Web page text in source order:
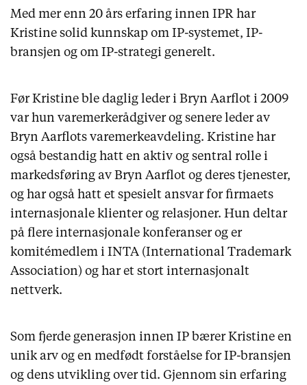
Med mer enn 20 års erfaring innen IPR har
Kristine solid kunnskap om IP-systemet, IP-
bransjen og om IP-strategi generelt.
Før Kristine ble daglig leder i Bryn Aarflot i 2009
var hun varemerkerådgiver og senere leder av
Bryn Aarflots varemerkeavdeling. Kristine har
også bestandig hatt en aktiv og sentral rolle i
markedsføring av Bryn Aarflot og deres tjenester,
og har også hatt et spesielt ansvar for firmaets
internasjonale klienter og relasjoner. Hun deltar
på flere internasjonale konferanser og er
komitémedlem i INTA (International Trademark
Association) og har et stort internasjonalt
nettverk.
Som fjerde generasjon innen IP bærer Kristine en
unik arv og en medfødt forståelse for IP-bransjen
og dens utvikling over tid. Gjennom sin erfaring